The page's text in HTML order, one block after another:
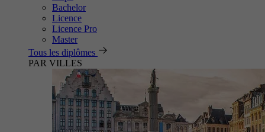
Bachelor
Licence
Licence Pro
Master
Tous les diplômes
PAR VILLES